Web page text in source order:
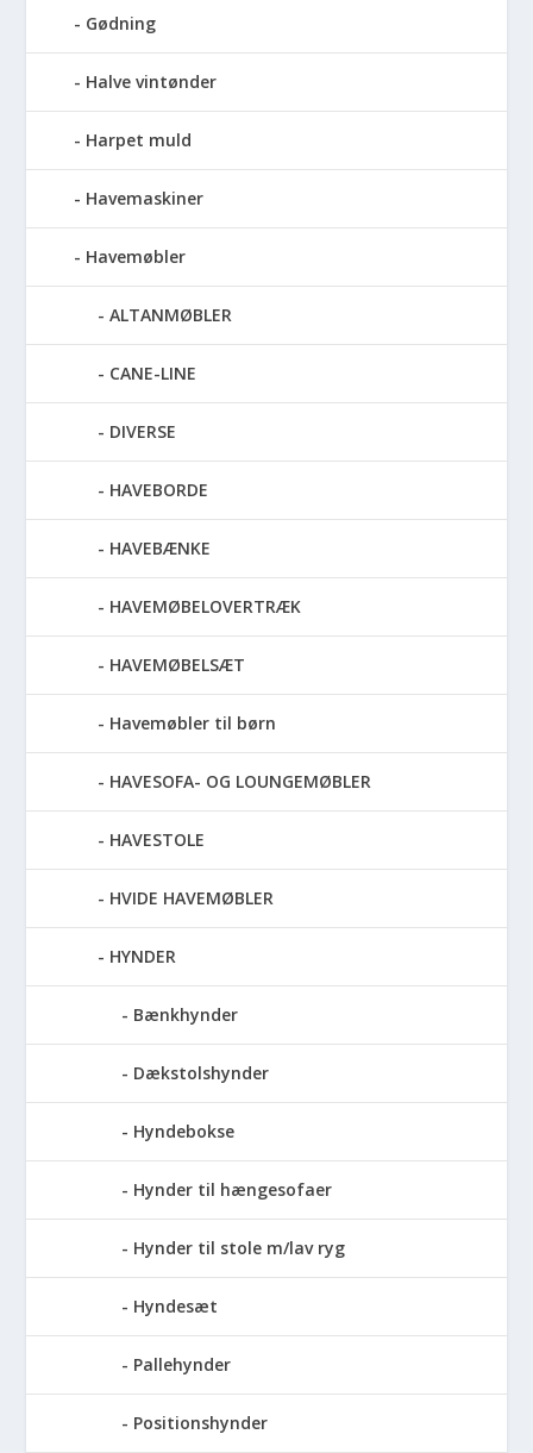
Gødning
Halve vintønder
Harpet muld
Havemaskiner
Havemøbler
ALTANMØBLER
CANE-LINE
DIVERSE
HAVEBORDE
HAVEBÆNKE
HAVEMØBELOVERTRÆK
HAVEMØBELSÆT
Havemøbler til børn
HAVESOFA- OG LOUNGEMØBLER
HAVESTOLE
HVIDE HAVEMØBLER
HYNDER
Bænkhynder
Dækstolshynder
Hyndebokse
Hynder til hængesofaer
Hynder til stole m/lav ryg
Hyndesæt
Pallehynder
Positionshynder